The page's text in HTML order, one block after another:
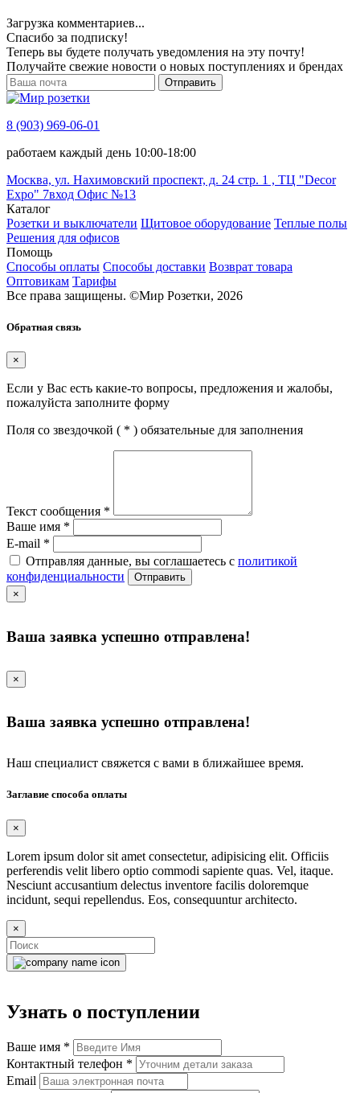
Загрузка комментариев...
Спасибо за подписку!
Теперь вы будете получать уведомления на эту почту!
Получайте свежие новости о новых поступлениях и брендах
Отправить
8 (903) 969-06-01
работаем каждый день 10:00-18:00
Москва, ул. Нахимовский проспект, д. 24 стр. 1 , ТЦ "Decor
Expo" 7вход Офис №13
Каталог
Розетки и выключатели Щитовое оборудование Теплые полы
Решения для офисов
Помощь
Способы оплаты Способы доставки Возврат товара
Оптовикам Тарифы
Все права защищены. ©Мир Розетки, 2026
Обратная связь
×
Если у Вас есть какие-то вопросы, предложения и жалобы,
пожалуйста заполните форму
Поля со звездочкой ( * ) обязательные для заполнения
Текст сообщения *
Ваше имя *
E-mail *
Отправляя данные, вы соглашаетесь с политикой
конфиденциальности
Отправить
×
Ваша заявка успешно отправлена!
×
Ваша заявка успешно отправлена!
Наш специалист свяжется с вами в ближайшее время.
Заглавие способа оплаты
×
Lorem ipsum dolor sit amet consectetur, adipisicing elit. Officiis
perferendis velit libero optio commodi sapiente quas. Vel, itaque.
Nesciunt accusantium delectus inventore facilis doloremque
incidunt, sequi repellendus. Eos, consequuntur architecto.
×
Узнать о поступлении
Ваше имя *
Контактный телефон *
Email